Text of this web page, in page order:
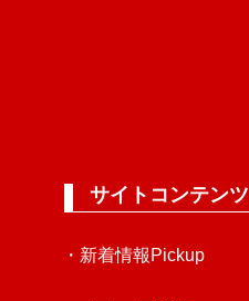
サイトコンテンツ
・新着情報Pickup